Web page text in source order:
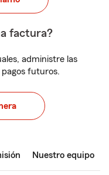
factura?
administre las
futuros.
Nuestro equipo